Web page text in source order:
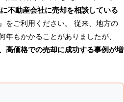
不動産会社に売却を相談している
』をご利用ください。 従来、地方の
もかかることがありましたが、
高価格での売却に成功する事例が増